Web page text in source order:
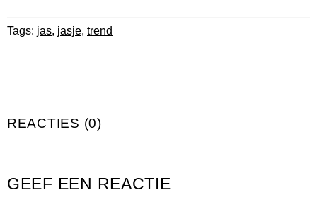
Tags: jas, jasje, trend
REACTIES (0)
GEEF EEN REACTIE